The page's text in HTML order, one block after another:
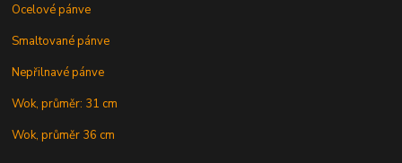
Ocelové pánve
Smaltované pánve
Nepřilnavé pánve
Wok, průměr: 31 cm
Wok, průměr 36 cm